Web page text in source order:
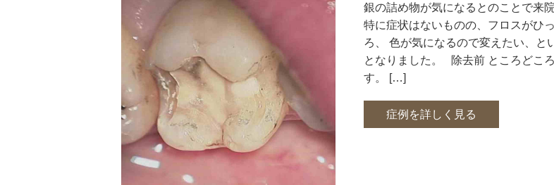
銀の詰め物が気になるとのことで来
特に症状はないものの、フロスがひ
ろ、 色が気になるので変えたい、と
となりました。 除去前 ところどこ
す。 […]
症例を詳しく見る